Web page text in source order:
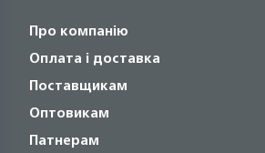
Про компанію
Оплата і доставка
Поставщикам
Оптовикам
Патнерам